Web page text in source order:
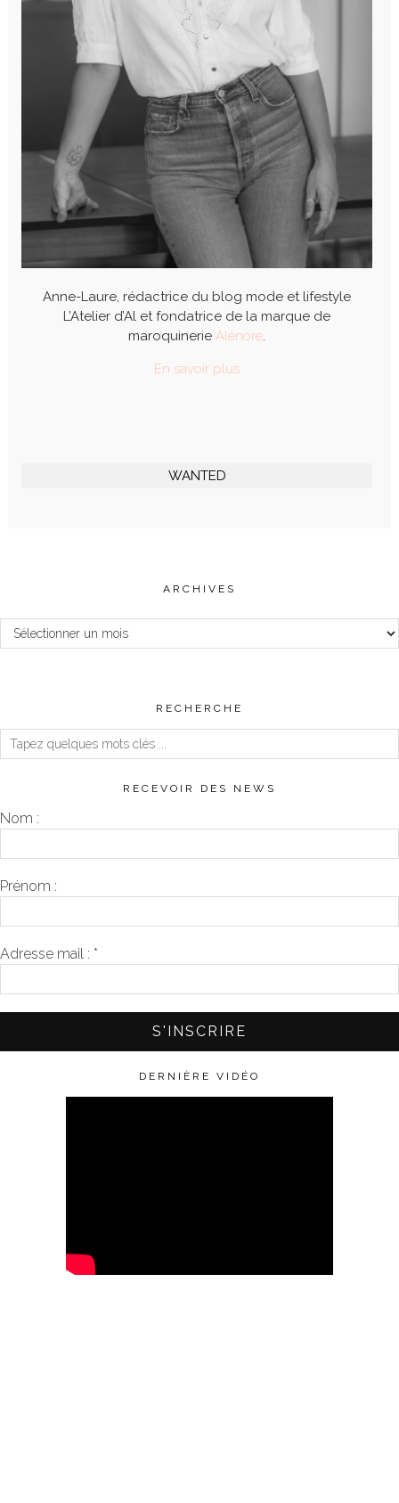
Anne-Laure, rédactrice du blog mode et lifestyle
L’Atelier d’Al et fondatrice de la marque de
maroquinerie Alénore.
En savoir plus
WANTED
ARCHIVES
Archives
RECHERCHE
RECEVOIR DES NEWS
Nom :
Prénom :
Adresse mail : *
DERNIÈRE VIDÉO